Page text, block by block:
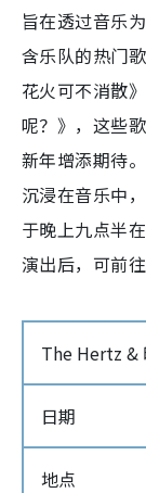
旨在透过音乐
含乐队的热门
花火可不消散
呢？》，这些
新年增添期待
沉浸在音乐中
于晚上九点半
演出后，可前往
The Hertz &
日期
地点